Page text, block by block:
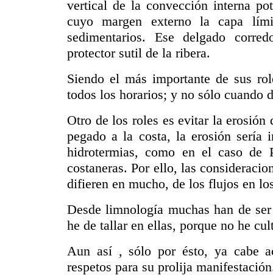
vertical de la convección interna
cuyo margen externo la capa
sedimentarios. Ese delgado
protector sutil de la ribera.
Siendo el más importante de sus
todos los horarios; y no sólo cuando
Otro de los roles es evitar la erosión
pegado a la costa, la erosión sería
hidrotermias, como en el caso de
costaneras. Por ello, las
difieren en mucho, de los flujos en
Desde limnología muchas han de
he de tallar en ellas, porque no he
Aun así , sólo por ésto, ya cabe
respetos para su prolija